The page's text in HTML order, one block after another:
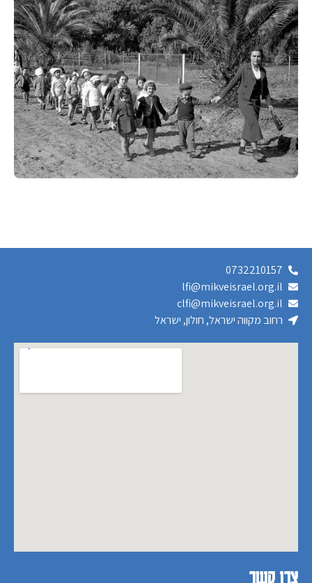
0732210157
lfi@mikveisrael.org.il
clfi@mikveisrael.org.il
רחוב מקווה ישראל, חולון, ישראל
צרו קשר